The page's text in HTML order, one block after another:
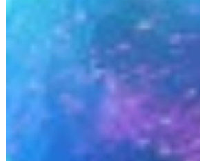
← Torna a tutte le mappe Wand